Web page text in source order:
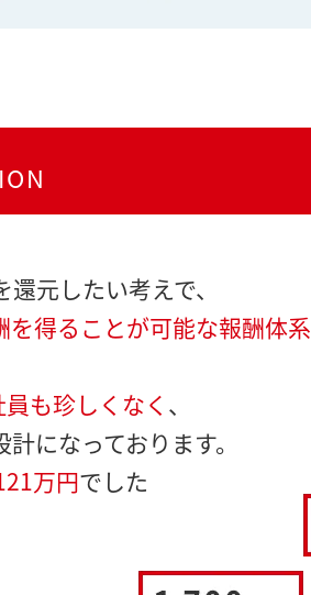
元したい考えで、
得ることが可能な報酬体系
も珍しくなく 、
になっております。
万円でした